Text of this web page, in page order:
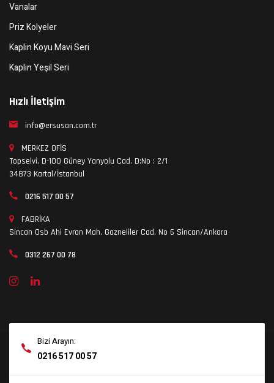
Vanalar
Priz Kolyeler
Kaplin Koyu Mavi Seri
Kaplin Yeşil Seri
Hızlı İletişim
info@ersusan.com.tr
MERKEZ OFİS
Topselvi, D-100 Güney Yanyolu Cad. D:No : 2/1
34873 Kartal/İstanbul
0216 517 00 57
FABRİKA
Sincan Osb Ahi Evran Mah. Gazneliler Cad. No 6 Sincan/Ankara
0312 267 00 78
Bizi Arayın:
0216 517 00 57